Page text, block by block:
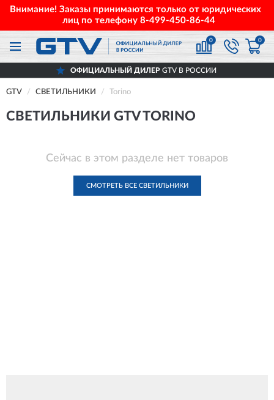
Внимание! Заказы принимаются только от юридических
лиц по телефону 8-499-450-86-44
0 0
ОФИЦИАЛЬНЫЙ ДИЛЕР GTV В РОССИИ
GTV СВЕТИЛЬНИКИ Torino
СВЕТИЛЬНИКИ GTV TORINO
Сейчас в этом разделе нет товаров
СМОТРЕТЬ ВСЕ СВЕТИЛЬНИКИ